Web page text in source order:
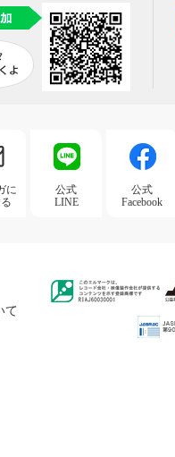
に
公式
LINE
公式
Facebook
て